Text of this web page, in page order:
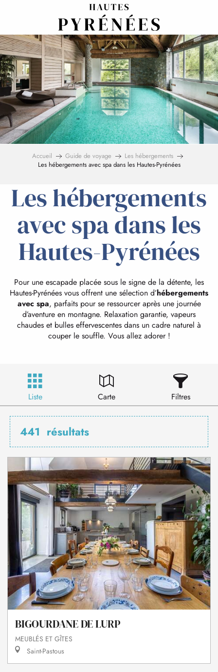
principal
Accueil Guide de voyage
Les hébergements
Les hébergements avec spa dans les Hautes-Pyrénées
Les hébergements
avec spa dans les
Hautes-Pyrénées
Pour une escapade placée sous le signe de la détente, les
Hautes-Pyrénées vous offrent une sélection d’hébergements
avec spa, parfaits pour se ressourcer après une journée
d’aventure en montagne. Relaxation garantie, vapeurs
chaudes et bulles effervescentes dans un cadre naturel à
couper le souffle. Vous allez adorer !
Liste Carte Filtres
441 résultats
BIGOURDANE DE LURP
MEUBLÉS ET GÎTES
Saint-Pastous